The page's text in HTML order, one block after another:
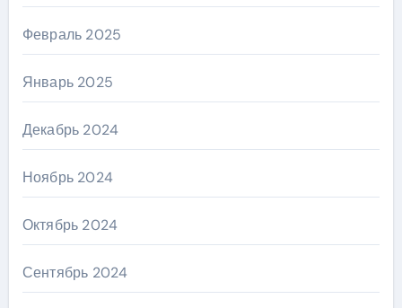
Февраль 2025
Январь 2025
Декабрь 2024
Ноябрь 2024
Октябрь 2024
Сентябрь 2024